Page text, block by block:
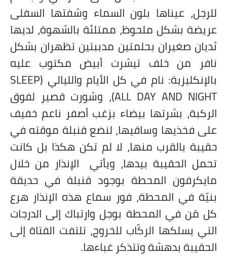
للرجل، عيناها بلون السماء وشفتها السفلى
عريضة بشكل ملحوظ، ممتلئة بالشهوة، لديها
ثديان صغيران بحلمتين مدببتين تظهران بشكل
نافر من خلف تيشرت أبيض مكتوب عليه
بالإنكليزية: نام في كل الأيام والليالي (SLEEP
ALL DAY AND NIGHT)، وشورت قصير لفوق
الركبة، بشرتها بيضاء بزغب أصفر ناعم خفيف
على فخذيها وساقيها، لنضع قنبلة موقته في
حقيبة بالقرب منها، لا لم تكن هكذا بل كانت
تحمل الحقيبة بيدها، ويأتي الإنذار من خلال
مايكرفون المحطة بوجود قنبلة في حديقة
بنيّة في المحطة، فور سماع هذه الإنذار هرع
كل مَن في المحطة بوجل وارتباك إلى الدرجات
التي يسلكها الركّاب للخروج، تلتفت الفتاة إلى
الحقيبة بدهشة وتتذكر غباءها.